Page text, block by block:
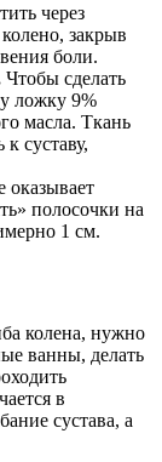
через
закрыв
боли.
Чтобы сделать
ложку 9%
масла. Ткань
суставу,
оказывает
полосочки на
1 см.
колена, нужно
ванны, делать
в
сустава, а